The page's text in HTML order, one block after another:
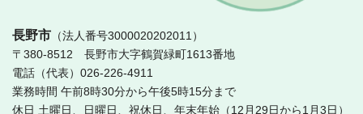
長野市 （法人番号3000020202011）
〒380-8512 長野市大字鶴賀緑町1613番地
電話（代表）026-226-4911
業務時間 午前8時30分から午後5時15分まで
休日 土曜日、日曜日、祝休日、年末年始（12月29日から1月3日）